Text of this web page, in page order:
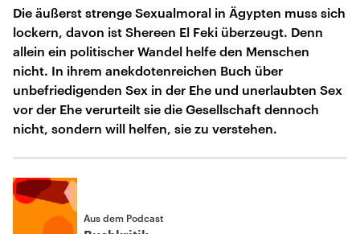
Die äußerst strenge Sexualmoral in Ägypten muss sich
lockern, davon ist Shereen El Feki überzeugt. Denn
allein ein politischer Wandel helfe den Menschen
nicht. In ihrem anekdotenreichen Buch über
unbefriedigenden Sex in der Ehe und unerlaubten Sex
vor der Ehe verurteilt sie die Gesellschaft dennoch
nicht, sondern will helfen, sie zu verstehen.
Aus dem Podcast